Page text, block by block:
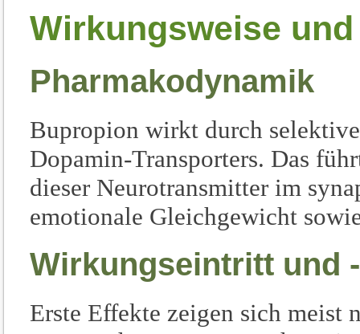
Wirkungsweise
Pharmakodynamik
Bupropion wirkt durch
Dopamin-Transporters. Das
dieser Neurotransmitter im
emotionale Gleichgewicht
Wirkungseintritt und
Erste Effekte zeigen sich meist